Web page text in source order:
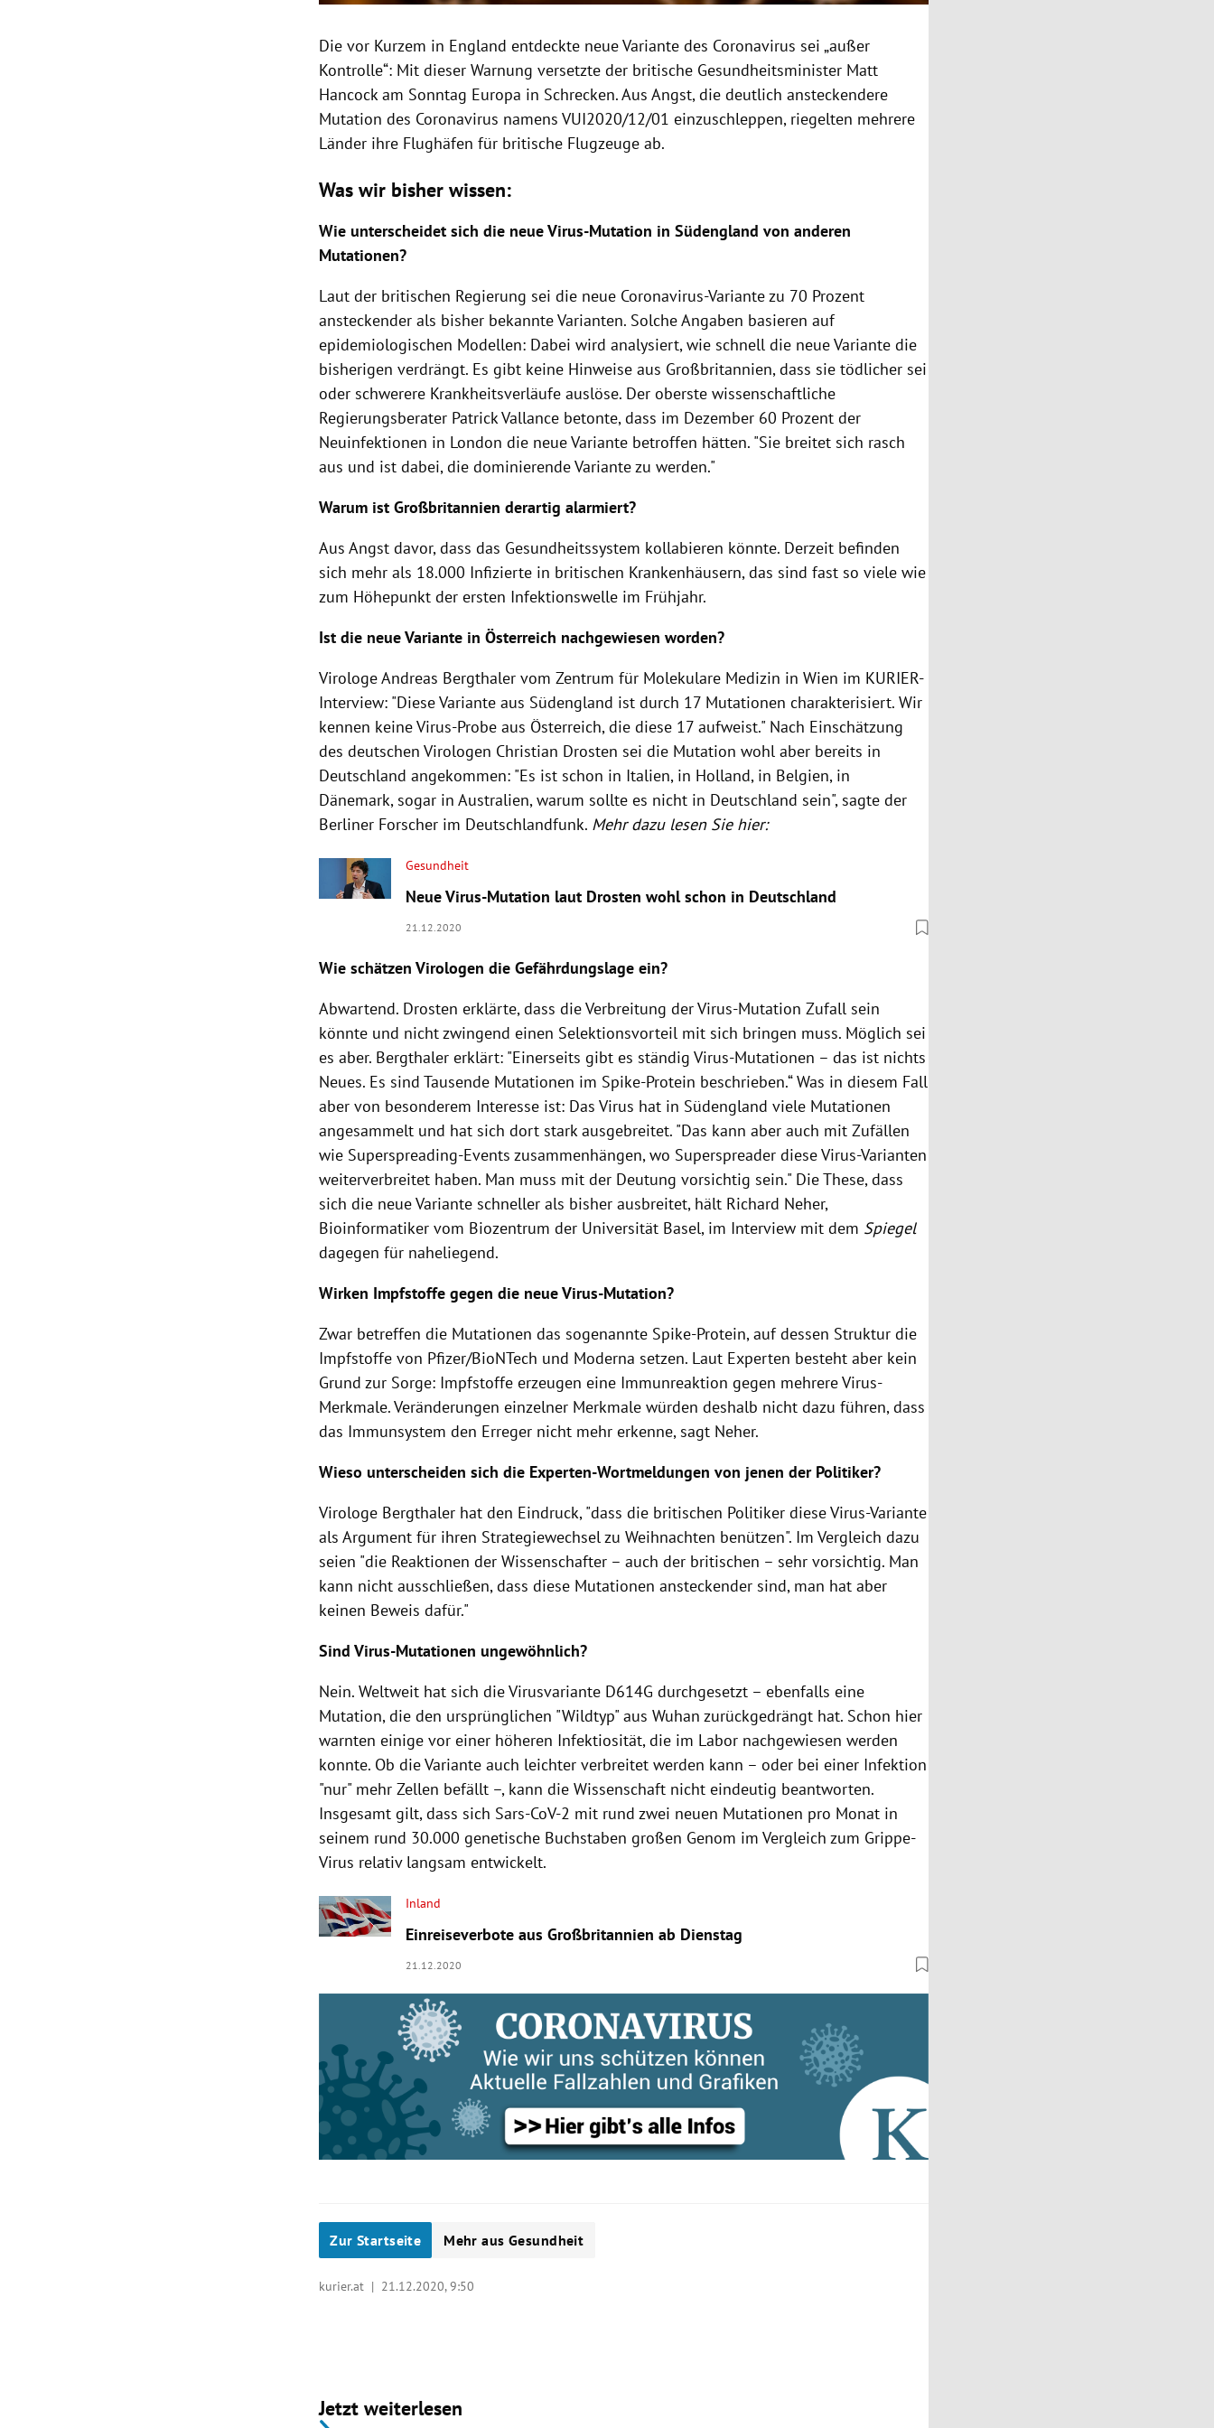
Die vor Kurzem in England entdeckte neue Variante des Coronavirus sei „außer
Kontrolle“: Mit dieser Warnung versetzte der britische Gesundheitsminister Matt
Hancock am Sonntag Europa in Schrecken. Aus Angst, die deutlich ansteckendere
Mutation des Coronavirus namens VUI2020/12/01 einzuschleppen, riegelten mehrere
Länder ihre Flughäfen für britische Flugzeuge ab.
Was wir bisher wissen:
Wie unterscheidet sich die neue Virus-Mutation in Südengland von anderen
Mutationen?
Laut der britischen Regierung sei die neue Coronavirus-Variante zu 70 Prozent
ansteckender als bisher bekannte Varianten. Solche Angaben basieren auf
epidemiologischen Modellen: Dabei wird analysiert, wie schnell die neue Variante die
bisherigen verdrängt. Es gibt keine Hinweise aus Großbritannien, dass sie tödlicher sei
oder schwerere Krankheitsverläufe auslöse. Der oberste wissenschaftliche
Regierungsberater Patrick Vallance betonte, dass im Dezember 60 Prozent der
Neuinfektionen in London die neue Variante betroffen hätten. "Sie breitet sich rasch
aus und ist dabei, die dominierende Variante zu werden."
Warum ist Großbritannien derartig alarmiert?
Aus Angst davor, dass das Gesundheitssystem kollabieren könnte. Derzeit befinden
sich mehr als 18.000 Infizierte in britischen Krankenhäusern, das sind fast so viele wie
zum Höhepunkt der ersten Infektionswelle im Frühjahr.
Ist die neue Variante in Österreich nachgewiesen worden?
Virologe Andreas Bergthaler vom Zentrum für Molekulare Medizin in Wien im KURIER-
Interview: "Diese Variante aus Südengland ist durch 17 Mutationen charakterisiert. Wir
kennen keine Virus-Probe aus Österreich, die diese 17 aufweist." Nach Einschätzung
des deutschen Virologen Christian Drosten sei die Mutation wohl aber bereits in
Deutschland angekommen: "Es ist schon in Italien, in Holland, in Belgien, in
Dänemark, sogar in Australien, warum sollte es nicht in Deutschland sein", sagte der
Berliner Forscher im Deutschlandfunk. Mehr dazu lesen Sie hier:
Gesundheit
Neue Virus-Mutation laut Drosten wohl schon in Deutschland
21.12.2020
Wie schätzen Virologen die Gefährdungslage ein?
Abwartend. Drosten erklärte, dass die Verbreitung der Virus-Mutation Zufall sein
könnte und nicht zwingend einen Selektionsvorteil mit sich bringen muss. Möglich sei
es aber. Bergthaler erklärt: "Einerseits gibt es ständig Virus-Mutationen – das ist nichts
Neues. Es sind Tausende Mutationen im Spike-Protein beschrieben.“ Was in diesem Fall
aber von besonderem Interesse ist: Das Virus hat in Südengland viele Mutationen
angesammelt und hat sich dort stark ausgebreitet. "Das kann aber auch mit Zufällen
wie Superspreading-Events zusammenhängen, wo Superspreader diese Virus-Varianten
weiterverbreitet haben. Man muss mit der Deutung vorsichtig sein." Die These, dass
sich die neue Variante schneller als bisher ausbreitet, hält Richard Neher,
Bioinformatiker vom Biozentrum der Universität Basel, im Interview mit dem Spiegel
dagegen für naheliegend.
Wirken Impfstoffe gegen die neue Virus-Mutation?
Zwar betreffen die Mutationen das sogenannte Spike-Protein, auf dessen Struktur die
Impfstoffe von Pfizer/BioNTech und Moderna setzen. Laut Experten besteht aber kein
Grund zur Sorge: Impfstoffe erzeugen eine Immunreaktion gegen mehrere Virus-
Merkmale. Veränderungen einzelner Merkmale würden deshalb nicht dazu führen, dass
das Immunsystem den Erreger nicht mehr erkenne, sagt Neher.
Wieso unterscheiden sich die Experten-Wortmeldungen von jenen der Politiker?
Virologe Bergthaler hat den Eindruck, "dass die britischen Politiker diese Virus-Variante
als Argument für ihren Strategiewechsel zu Weihnachten benützen". Im Vergleich dazu
seien "die Reaktionen der Wissenschafter – auch der britischen – sehr vorsichtig. Man
kann nicht ausschließen, dass diese Mutationen ansteckender sind, man hat aber
keinen Beweis dafür."
Sind Virus-Mutationen ungewöhnlich?
Nein. Weltweit hat sich die Virusvariante D614G durchgesetzt – ebenfalls eine
Mutation, die den ursprünglichen "Wildtyp" aus Wuhan zurückgedrängt hat. Schon hier
warnten einige vor einer höheren Infektiosität, die im Labor nachgewiesen werden
konnte. Ob die Variante auch leichter verbreitet werden kann – oder bei einer Infektion
"nur" mehr Zellen befällt –, kann die Wissenschaft nicht eindeutig beantworten.
Insgesamt gilt, dass sich Sars-CoV-2 mit rund zwei neuen Mutationen pro Monat in
seinem rund 30.000 genetische Buchstaben großen Genom im Vergleich zum Grippe-
Virus relativ langsam entwickelt.
Inland
Einreiseverbote aus Großbritannien ab Dienstag
21.12.2020
Zur Startseite Mehr aus Gesundheit
kurier.at | 21.12.2020, 9:50
Jetzt weiterlesen